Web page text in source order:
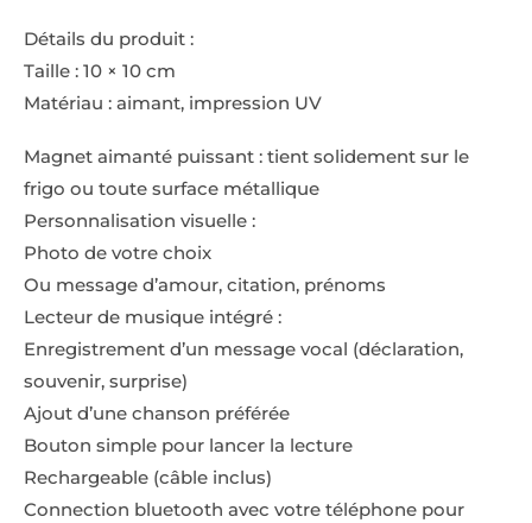
Détails du produit :
Taille : 10 × 10 cm
Matériau : aimant, impression UV
Magnet aimanté puissant : tient solidement sur le
frigo ou toute surface métallique
Personnalisation visuelle :
Photo de votre choix
Ou message d’amour, citation, prénoms
Lecteur de musique intégré :
Enregistrement d’un message vocal (déclaration,
souvenir, surprise)
Ajout d’une chanson préférée
Bouton simple pour lancer la lecture
Rechargeable (câble inclus)
Connection bluetooth avec votre téléphone pour